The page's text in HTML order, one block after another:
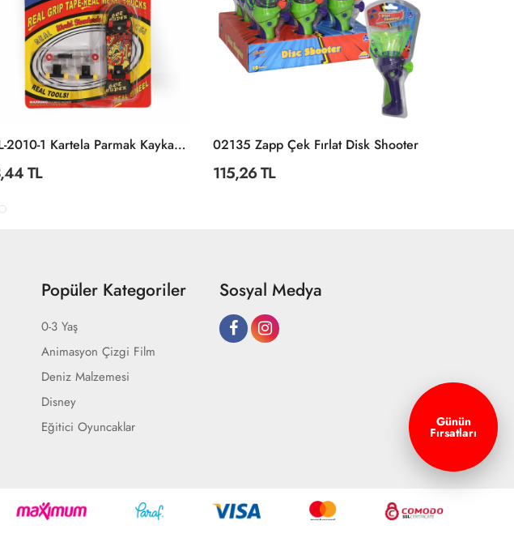
KZL-2010-1 Kartela Parmak Kaykay -Kızılkaya
TL
02135 Zapp Çek Fırlat Disk Shooter
115,26 TL
Popüler Kategoriler
0-3 Yaş
Animasyon Çizgi Film
Deniz Malzemesi
Disney
Eğitici Oyuncaklar
Sosyal Medya
Günün
Fırsatları